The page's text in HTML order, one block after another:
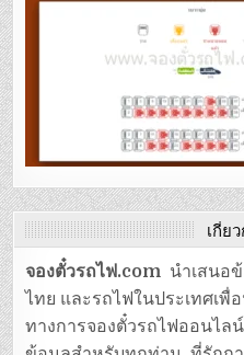
เกี่ย
จองตั๋วรถไฟ.com นำเสนอ
ไทย และรถไฟในประเทศเพื่
ทางการจองตั๋วรถไฟออนไล